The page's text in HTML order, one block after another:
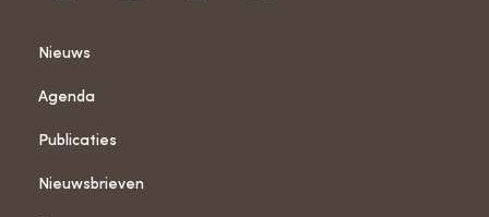
Nieuws
Agenda
Publicaties
Nieuwsbrieven